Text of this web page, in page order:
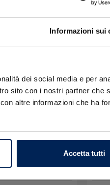
Informazioni sui
dei social media e per
sito con i nostri partner che
altre informazioni che ha
Accetta tutti
max 100cv s&s
17.200€
1.2